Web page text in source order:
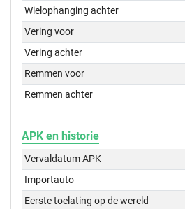
Wielophanging achter
Vering voor
Vering achter
Remmen voor
Remmen achter
APK en historie
Vervaldatum APK
Importauto
Eerste toelating op de wereld